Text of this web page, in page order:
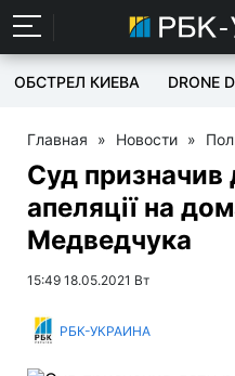
ОБСТРЕЛ КИЕВА DRONE
Главная » Новости »
Суд призначив
апеляції на
Медведчука
15:49 18.05.2021 Вт
РБК-УКРАИНА